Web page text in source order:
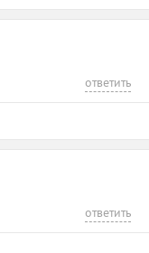
ответить
ответить